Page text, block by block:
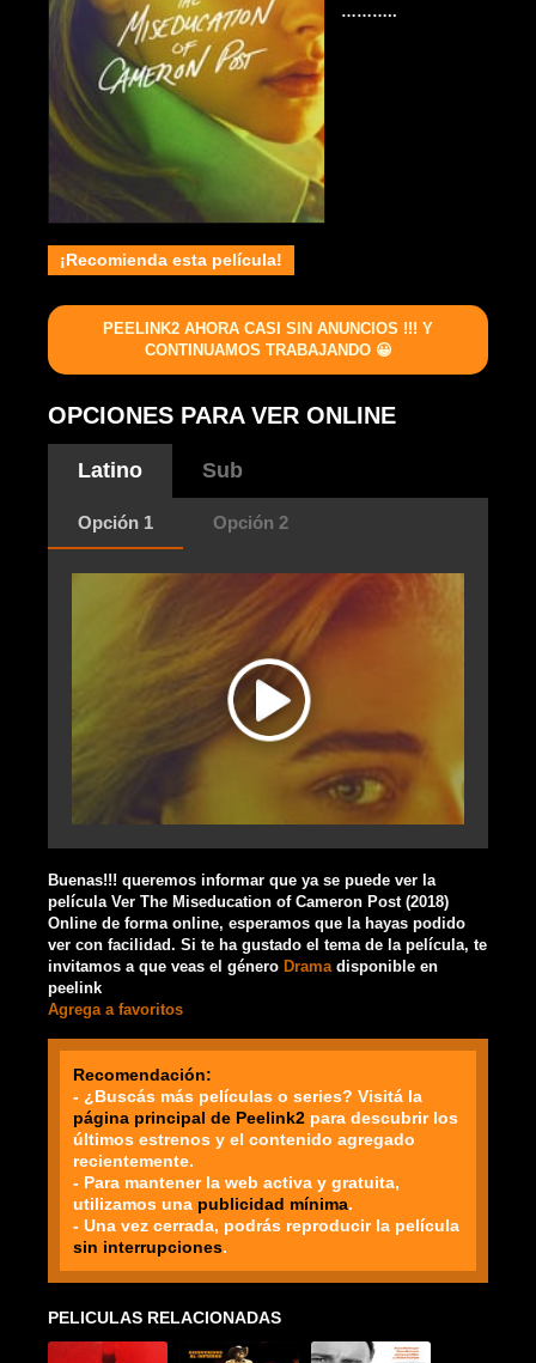
………..
¡Recomienda esta película!
PEELINK2 AHORA CASI SIN ANUNCIOS !!! Y
CONTINUAMOS TRABAJANDO 😀
OPCIONES PARA VER ONLINE
Latino Sub
Opción 1 Opción 2
Buenas!!! queremos informar que ya se puede ver la
película Ver The Miseducation of Cameron Post (2018)
Online de forma online, esperamos que la hayas podido
ver con facilidad. Si te ha gustado el tema de la película, te
invitamos a que veas el género Drama disponible en
peelink
Agrega a favoritos
Recomendación:
- ¿Buscás más películas o series? Visitá la
página principal de Peelink2 para descubrir los
últimos estrenos y el contenido agregado
recientemente.
- Para mantener la web activa y gratuita,
utilizamos una publicidad mínima.
- Una vez cerrada, podrás reproducir la película
sin interrupciones.
PELICULAS RELACIONADAS